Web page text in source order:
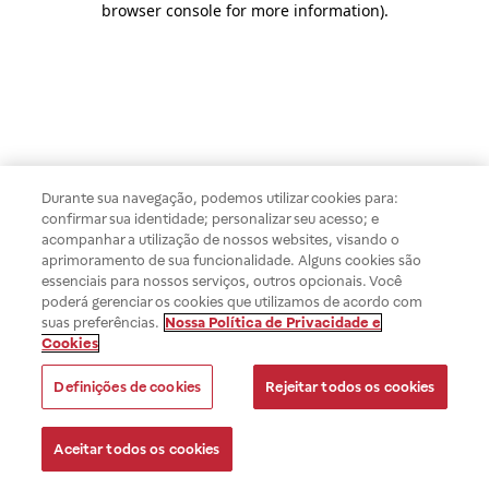
browser console for more information).
Durante sua navegação, podemos utilizar cookies para:
confirmar sua identidade; personalizar seu acesso; e
acompanhar a utilização de nossos websites, visando o
aprimoramento de sua funcionalidade. Alguns cookies são
essenciais para nossos serviços, outros opcionais. Você
poderá gerenciar os cookies que utilizamos de acordo com
suas preferências. Nossa Política de Privacidade e
Cookies
Definições de cookies Rejeitar todos os cookies
Aceitar todos os cookies